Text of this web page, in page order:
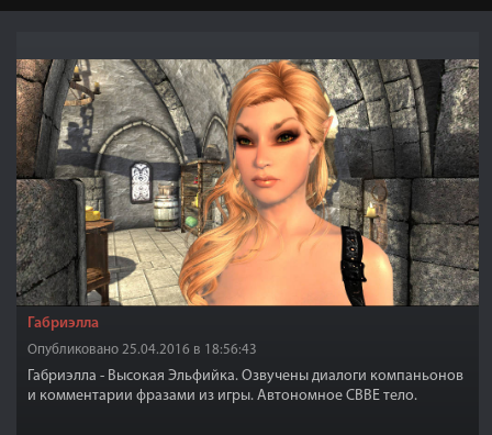
Габриэлла
Опубликовано 25.04.2016 в 18:56:43
Габриэлла - Высокая Эльфийка. Озвучены диалоги компаньонов
и комментарии фразами из игры. Автономное CBBE тело.